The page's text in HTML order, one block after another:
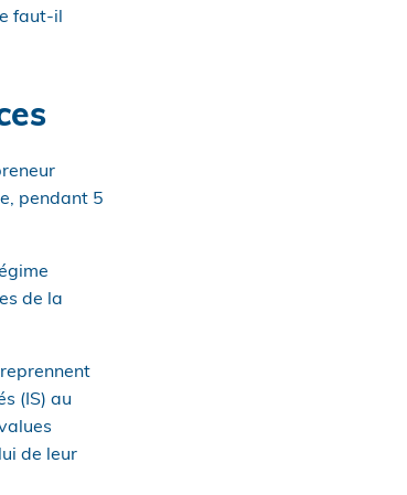
faut-il
pendant 5
de la
(IS) au
de leur